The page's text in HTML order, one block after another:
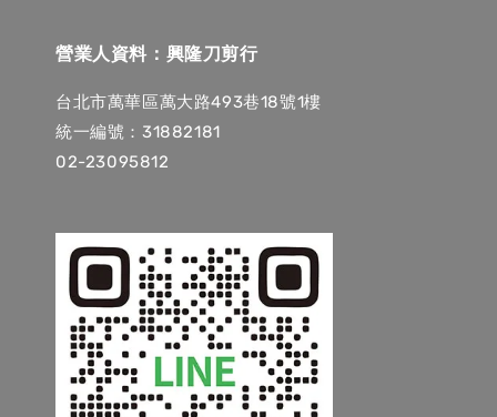
營業人資料：興隆刀剪行
台北市萬華區萬大路493巷18號1樓
統一編號：31882181
02-23095812